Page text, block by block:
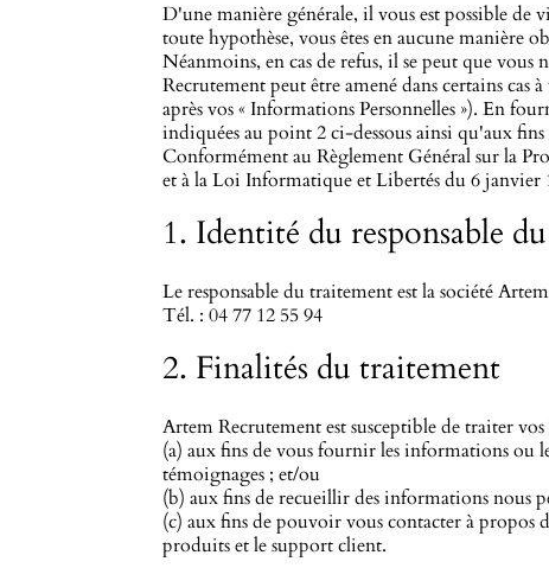
D'une manière générale, il vous est possible
toute hypothèse, vous êtes en aucune manière
Néanmoins, en cas de refus, il se peut que
Recrutement peut être amené dans certains
après vos « Informations Personnelles »). En
indiquées au point 2 ci-dessous ainsi qu'aux
Conformément au Règlement Général sur la
et à la Loi Informatique et Libertés du 6 janvier
1. Identité du responsable
Le responsable du traitement est la société
Tél. : 04 77 12 55 94
2. Finalités du traitement
Artem Recrutement est susceptible de traiter
(a) aux fins de vous fournir les informations ou
témoignages ; et/ou
(b) aux fins de recueillir des informations nous
(c) aux fins de pouvoir vous contacter à propos
produits et le support client.